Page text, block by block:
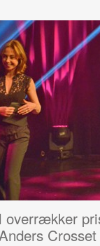
overrækker